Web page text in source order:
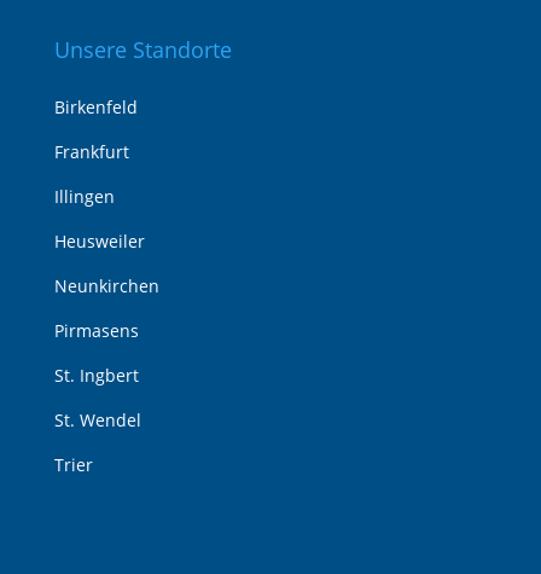
Unsere Standorte
Birkenfeld
Frankfurt
Illingen
Heusweiler
Neunkirchen
Pirmasens
St. Ingbert
St. Wendel
Trier